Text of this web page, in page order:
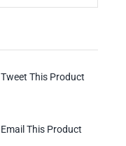
Tweet This Product
Email This Product